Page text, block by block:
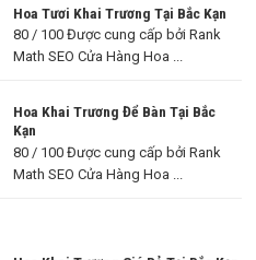
Hoa Tươi Khai Trương Tại Bắc Kạn
80 / 100 Được cung cấp bởi Rank
Math SEO Cửa Hàng Hoa ...
Hoa Khai Trương Để Bàn Tại Bắc
Kạn
80 / 100 Được cung cấp bởi Rank
Math SEO Cửa Hàng Hoa ...